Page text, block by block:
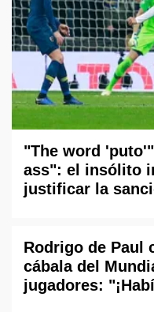
"The word
ass": el insólito
justificar la
Rodrigo de Paul
cábala del
jugadores: